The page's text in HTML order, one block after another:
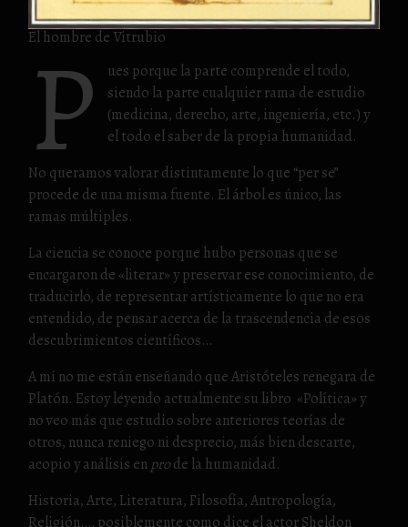
El hombre de Vitrubio
P
ues porque la parte comprende el todo,
siendo la parte cualquier rama de estudio
(medicina, derecho, arte, ingeniería, etc.) y
el todo el saber de la propia humanidad.
No queramos valorar distintamente lo que “per se”
procede de una misma fuente. El árbol es único, las
ramas múltiples.
La ciencia se conoce porque hubo personas que se
encargaron de «literar» y preservar ese conocimiento, de
traducirlo, de representar artísticamente lo que no era
entendido, de pensar acerca de la trascendencia de esos
descubrimientos científicos…
A mí no me están enseñando que Aristóteles renegara de
Platón. Estoy leyendo actualmente su libro «Política» y
no veo más que estudio sobre anteriores teorías de
otros, nunca reniego ni desprecio, más bien descarte,
acopio y análisis en prode la humanidad.
Historia, Arte, Literatura, Filosofía, Antropología,
Religión…, posiblemente como dice el actor Sheldon